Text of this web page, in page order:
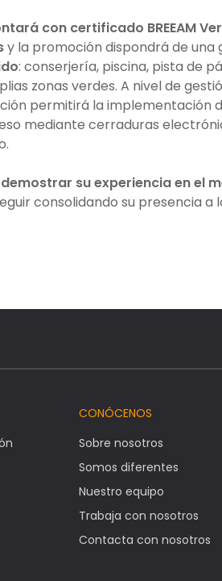
con certificado BREEAM
y la promoción dispondrá de una
: conserjería, piscina, pista de
zonas verdes. A nivel de
permitirá la implementación
mediante cerraduras
su experiencia en el
consolidando su presencia a
CONÓCENOS
Sobre nosotros
Somos diferentes
Nuestro equipo
Trabaja con nosotros
Contacta con nosotros